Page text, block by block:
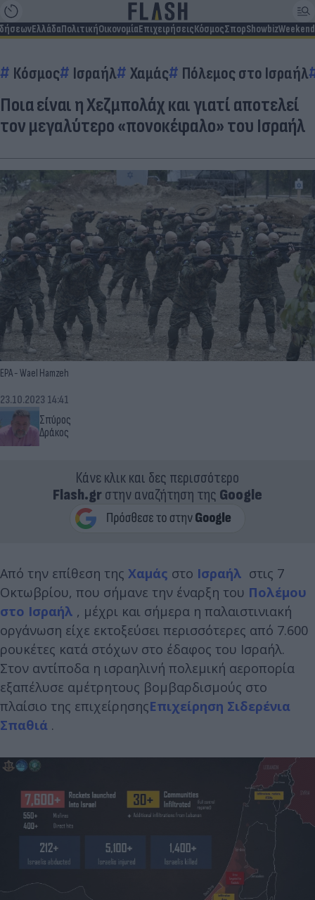
ΕλλάδαΠολιτικήΟικονομίαΕπιχειρήσειςΚόσμοςΣπορShowbizWeekend
Κόσμος Ισραήλ Χαμάς Πόλεμος στο Ισραήλ
Ποια είναι η Χεζμπολάχ και γιατί αποτελεί
τον μεγαλύτερο «πονοκέφαλο» του Ισραήλ
EPA - Wael Hamzeh
Σπύρος
Δράκος
23.10.2023 14:41
Κάνε κλικ και δες περισσότερο
Flash.grστην αναζήτηση της Google
Από την επίθεση της Χαμάς στο Ισραήλ στις 7
Οκτωβρίου, που σήμανε την έναρξη του Πολέμου
στο Ισραήλ , μέχρι και σήμερα η παλαιστινιακή
οργάνωση είχε εκτοξεύσει περισσότερες από 7.600
ρουκέτες κατά στόχων στο έδαφος του Ισραήλ.
Στον αντίποδα η ισραηλινή πολεμική αεροπορία
εξαπέλυσε αμέτρητους βομβαρδισμούς στο
πλαίσιο της επιχείρησηςΕπιχείρηση Σιδερένια
Σπαθιά .